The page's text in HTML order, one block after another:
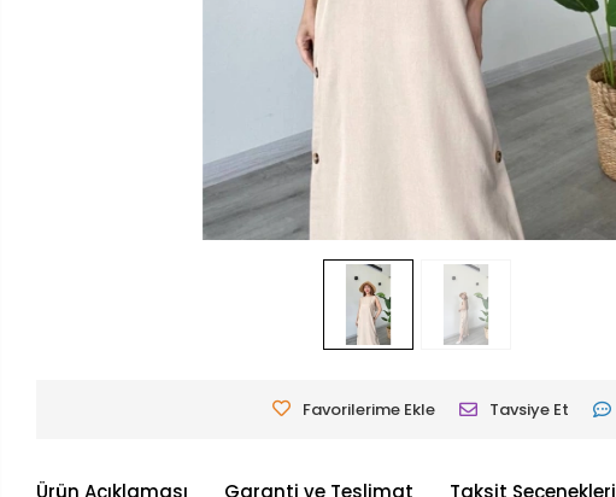
Favorilerime Ekle Tavsiye Et